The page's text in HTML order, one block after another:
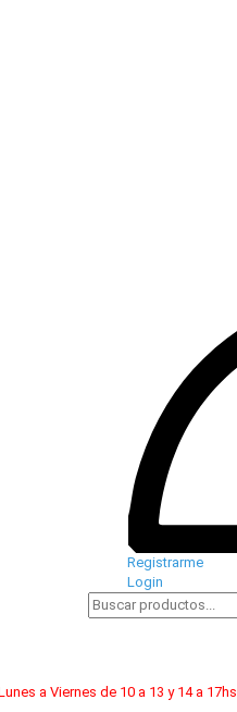
Registrarme
Login
a Viernes de 10 a 13 y 14 a 17hs